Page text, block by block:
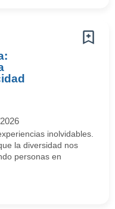
inolvidables.
la diversidad nos
personas en